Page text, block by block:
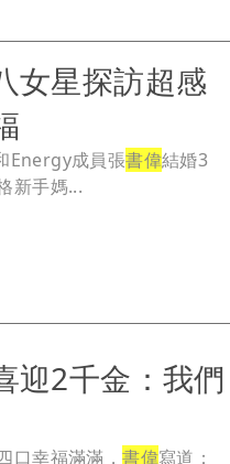
星探訪超感
Energy成員張書偉結婚3
新手媽...
迎2千金：我們
口幸福滿滿，書偉寫道：